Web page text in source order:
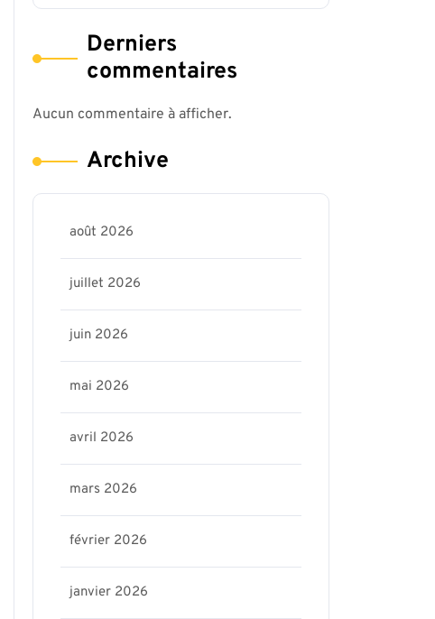
Derniers
commentaires
Aucun commentaire à afficher.
Archive
août 2026
juillet 2026
juin 2026
mai 2026
avril 2026
mars 2026
février 2026
janvier 2026